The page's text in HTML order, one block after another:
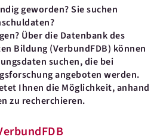
geworden? Sie suchen
Über die Datenbank des
Bildung (VerbundFDB) können
suchen, die bei
angeboten werden.
Ihnen die Möglichkeit, anhand
zu recherchieren.